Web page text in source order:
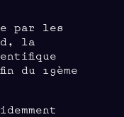
par les
la
du 19ème